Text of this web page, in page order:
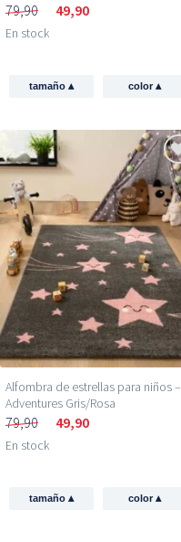
79,90 49,90
En stock
tamaño ▴ color▴
Alfombra de estrellas para niños –
Adventures Gris/Rosa
79,90 49,90
En stock
tamaño ▴ color▴